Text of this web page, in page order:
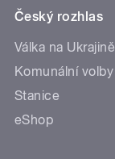
Český rozhlas
Válka na Ukrajině
Komunální volby
Stanice
eShop